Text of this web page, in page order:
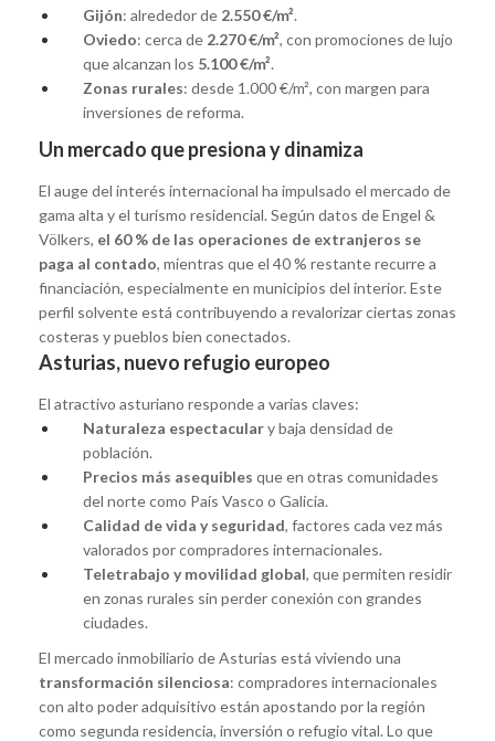
Gijón: alrededor de 2.550 €/m².
Oviedo: cerca de 2.270 €/m², con promociones de lujo
que alcanzan los 5.100 €/m².
Zonas rurales: desde 1.000 €/m², con margen para
inversiones de reforma.
Un mercado que presiona y dinamiza
El auge del interés internacional ha impulsado el mercado de
gama alta y el turismo residencial. Según datos de Engel &
Völkers, el 60 % de las operaciones de extranjeros se
paga al contado, mientras que el 40 % restante recurre a
financiación, especialmente en municipios del interior. Este
perfil solvente está contribuyendo a revalorizar ciertas zonas
costeras y pueblos bien conectados.
Asturias, nuevo refugio europeo
El atractivo asturiano responde a varias claves:
Naturaleza espectaculary baja densidad de
población.
Precios más asequibles que en otras comunidades
del norte como País Vasco o Galicia.
Calidad de vida y seguridad, factores cada vez más
valorados por compradores internacionales.
Teletrabajo y movilidad global, que permiten residir
en zonas rurales sin perder conexión con grandes
ciudades.
El mercado inmobiliario de Asturias está viviendo una
transformación silenciosa: compradores internacionales
con alto poder adquisitivo están apostando por la región
como segunda residencia, inversión o refugio vital. Lo que